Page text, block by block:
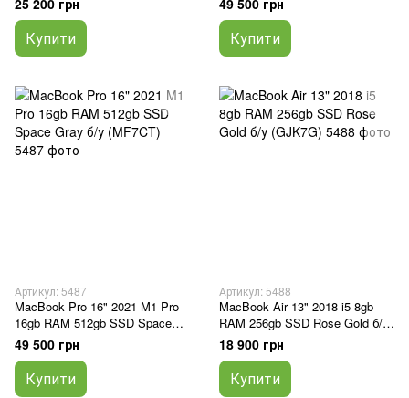
25 200 грн
Купити
49 500 грн
Купити
Артикул: 5487
MacBook Pro 16" 2021 M1 Pro
16gb RAM 512gb SSD Space
Gray б/у (MF7CT)
49 500 грн
Купити
Артикул: 5488
MacBook Air 13" 2018 i5 8gb
RAM 256gb SSD Rose Gold б/у
(GJK7G)
18 900 грн
Купити